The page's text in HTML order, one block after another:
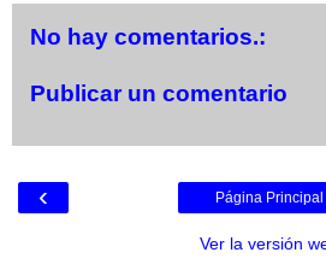
No hay comentarios.:
Publicar un comentario
‹ Página Principal
Ver la versión